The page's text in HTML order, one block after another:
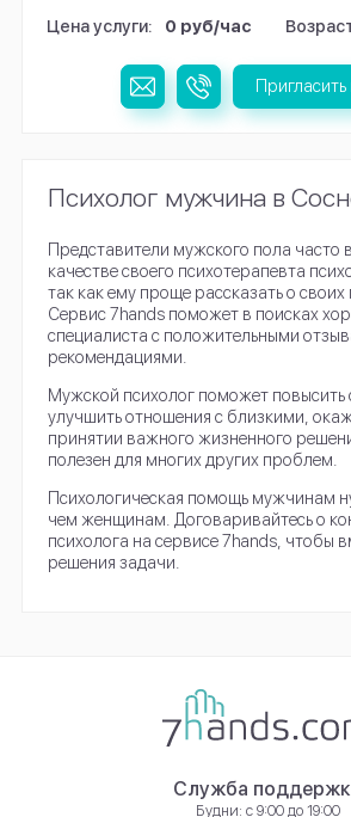
Цена услуги: 0 руб/час
Пригласить
Психолог мужчина в
Представители мужского пола часто
качестве своего психотерапевта
так как ему проще рассказать о
Сервис 7hands поможет в поисках
специалиста с положительными
рекомендациями.
Мужской психолог поможет повысить
улучшить отношения с близкими,
принятии важного жизненного
полезен для многих других проблем.
Психологическая помощь мужчинам
чем женщинам. Договаривайтесь о
психолога на сервисе 7hands, чтобы
решения задачи.
Служба
Будни: с 9:00 до 19:00